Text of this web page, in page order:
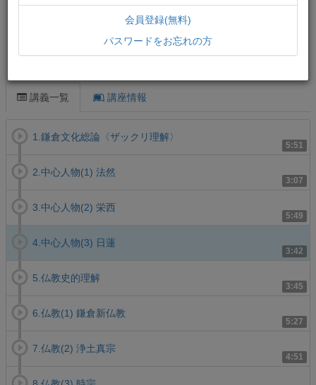
講義一覧 講座情報
5:51
1.鎌倉文化総論〈ザックリ理解〉
3:07
2.中心人物(1) 法然
5:49
3.中心人物(2) 栄西
3:42
4.中心人物(3) 日蓮
3:45
5.仏教史的理解
5:27
6.仏教(1) 鎌倉新仏教
4:51
7.仏教(2) 浄土真宗
会員登録(無料)
パスワードをお忘れの方